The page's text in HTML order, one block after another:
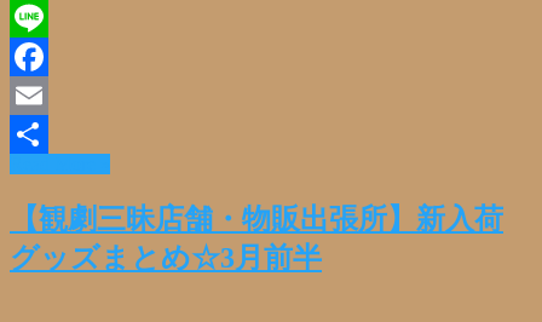
X
Line
Facebook
Email
共
【観劇三昧店舗・物販出張所】新入荷
グッズまとめ☆3月前半